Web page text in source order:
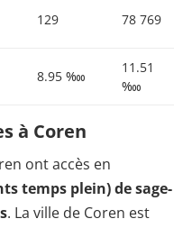
129 78 769
8.95 ‱
11.51
‱
à Coren
ont accès en
temps plein) de sage-
. La ville de Coren est